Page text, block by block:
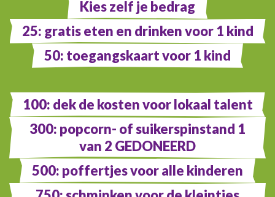
Kies zelf je bedrag
25: gratis eten en drinken voor 1 kind
50: toegangskaart voor 1 kind
100: dek de kosten voor lokaal talent
300: popcorn- of suikerspinstand 1
van 2 GEDONEERD
500: poffertjes voor alle kinderen